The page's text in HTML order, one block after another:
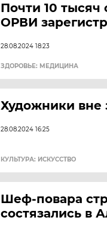
Почти 10 тысяч
ОРВИ
28.08.2024 18:23
ЗДОРОВЬЕ: МЕДИЦИНА
Художники вне
28.08.2024 16:25
КУЛЬТУРА: ИСКУССТВО
Шеф-повара
состязались в